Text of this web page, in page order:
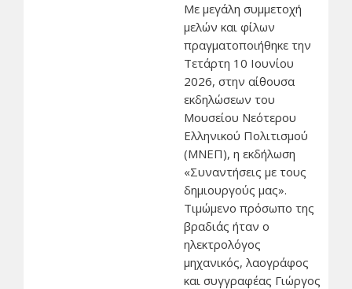
Με μεγάλη συμμετοχή
μελών και φίλων
πραγματοποιήθηκε την
Τετάρτη 10 Ιουνίου
2026, στην αίθουσα
εκδηλώσεων του
Μουσείου Νεότερου
Ελληνικού Πολιτισμού
(ΜΝΕΠ), η εκδήλωση
«Συναντήσεις με τους
δημιουργούς μας».
Τιμώμενο πρόσωπο της
βραδιάς ήταν ο
ηλεκτρολόγος
μηχανικός, λαογράφος
και συγγραφέας Γιώργος